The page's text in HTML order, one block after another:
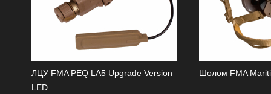
ЛЦУ FMA PEQ LA5 Upgrade Version
LED
Шолом FMA